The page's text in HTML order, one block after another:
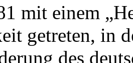
mit einem
getreten, in
des